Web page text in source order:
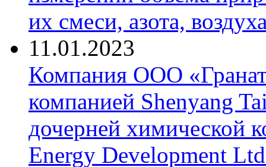
их смеси, азота,
11.01.2023
Компания ООО
компанией Shenyang
дочерней химической
Energy Development